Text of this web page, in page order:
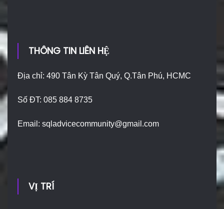
THÔNG TIN LIÊN HỆ
Địa chỉ: 490 Tân Kỳ Tân Quý, Q.Tân Phú, HCMC
Số ĐT: 085 884 8735
Email:sqladvicecommunity@gmail.com
VỊ TRÍ